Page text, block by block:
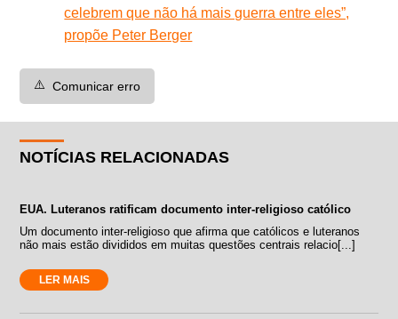
celebrem que não há mais guerra entre eles”,
propõe Peter Berger
⚠️ Comunicar erro
NOTÍCIAS RELACIONADAS
EUA. Luteranos ratificam documento inter-religioso católico
Um documento inter-religioso que afirma que católicos e luteranos
não mais estão divididos em muitas questões centrais relacio[...]
LER MAIS